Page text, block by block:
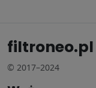
filtroneo.pl
© 2017–2024